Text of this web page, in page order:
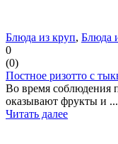
Блюда из круп, Блюда
0
(0)
Постное ризотто с
Во время соблюдения
оказывают фрукты и ...
Читать далее